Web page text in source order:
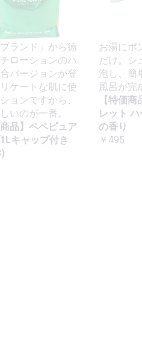
ランド」から徳
ローションのハ
バージョンが登
ケートな肌に使
ョンですから、
いのが一番。
品】ペペピュア
キャップ付き
お湯にポ
だけ。シ
泡し、簡
風呂が完
【特価
レット
の香り
￥495